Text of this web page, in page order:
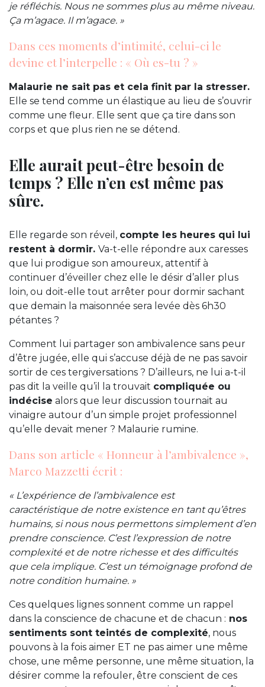
je réfléchis. Nous ne sommes plus au même niveau.
Ça m’agace. Il m’agace. »
Dans ces moments d’intimité, celui-ci le
devine et l’interpelle : « Où es-tu ? »
Malaurie ne sait pas et cela finit par la stresser.
Elle se tend comme un élastique au lieu de s’ouvrir
comme une fleur. Elle sent que ça tire dans son
corps et que plus rien ne se détend.
Elle aurait peut-être besoin de
temps ? Elle n’en est même pas
sûre.
Elle regarde son réveil, compte les heures qui lui
restent à dormir. Va-t-elle répondre aux caresses
que lui prodigue son amoureux, attentif à
continuer d’éveiller chez elle le désir d’aller plus
loin, ou doit-elle tout arrêter pour dormir sachant
que demain la maisonnée sera levée dès 6h30
pétantes ?
Comment lui partager son ambivalence sans peur
d’être jugée, elle qui s’accuse déjà de ne pas savoir
sortir de ces tergiversations ? D’ailleurs, ne lui a-t-il
pas dit la veille qu’il la trouvait compliquée ou
indécise alors que leur discussion tournait au
vinaigre autour d’un simple projet professionnel
qu’elle devait mener ? Malaurie rumine.
Dans son article « Honneur à l’ambivalence »,
Marco Mazzetti écrit :
« L’expérience de l’ambivalence est
caractéristique de notre existence en tant qu’êtres
humains, si nous nous permettons simplement d’en
prendre conscience. C’est l’expression de notre
complexité et de notre richesse et des difficultés
que cela implique. C’est un témoignage profond de
notre condition humaine. »
Ces quelques lignes sonnent comme un rappel
dans la conscience de chacune et de chacun : nos
sentiments sont teintés de complexité, nous
pouvons à la fois aimer ET ne pas aimer une même
chose, une même personne, une même situation, la
désirer comme la refouler, être conscient de ces